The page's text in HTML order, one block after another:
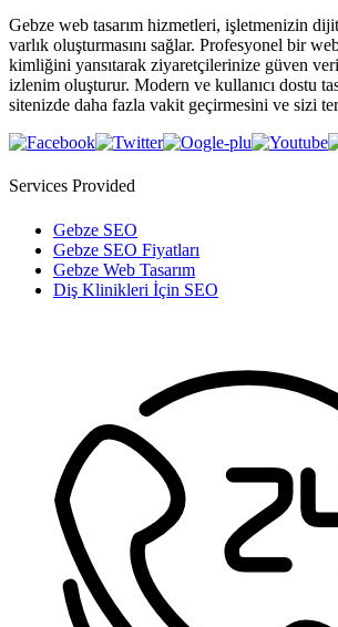
Gebze web tasarım hizmetleri, işletmenizin
varlık oluşturmasını sağlar. Profesyonel bir
kimliğini yansıtarak ziyaretçilerinize güven
izlenim oluşturur. Modern ve kullanıcı dostu
sitenizde daha fazla vakit geçirmesini ve sizi
Services Provided
Gebze SEO
Gebze SEO Fiyatları
Gebze Web Tasarım
Diş Klinikleri İçin SEO